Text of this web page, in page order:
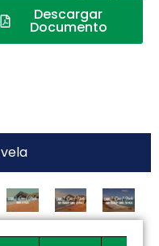
Descargar
Documento